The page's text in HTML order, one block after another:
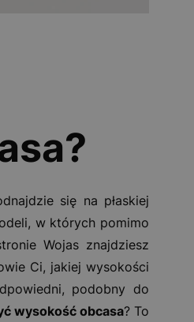
się na płaskiej
w których pomimo
Wojas znajdziesz
Ci, jakiej wysokości
podobny do
wysokość obcasa? To